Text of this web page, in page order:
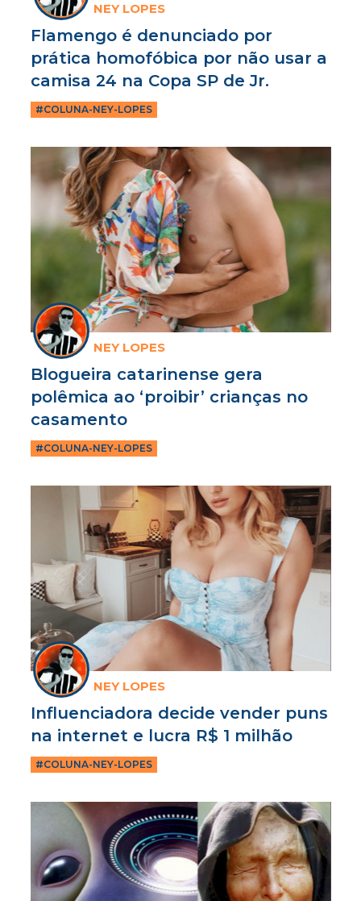
NEY LOPES
Flamengo é denunciado por
prática homofóbica por não usar a
camisa 24 na Copa SP de Jr.
#COLUNA-NEY-LOPES
NEY LOPES
Blogueira catarinense gera
polêmica ao ‘proibir’ crianças no
casamento
#COLUNA-NEY-LOPES
NEY LOPES
Influenciadora decide vender puns
na internet e lucra R$ 1 milhão
#COLUNA-NEY-LOPES